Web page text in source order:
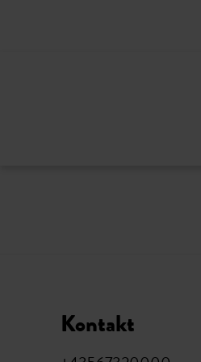
Kontakt